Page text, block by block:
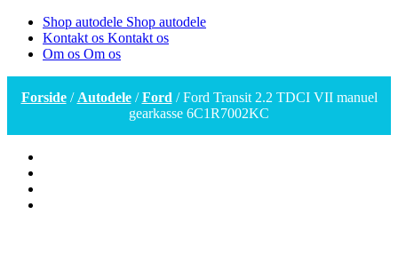
Shop autodele Shop autodele
Kontakt os Kontakt os
Om os Om os
Forside/ Autodele/Ford / Ford Transit 2.2 TDCI VII manuel
gearkasse 6C1R7002KC